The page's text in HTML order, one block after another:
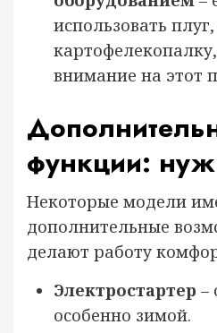
использовать
внимание на этот
функции:
Некоторые модели
дополнительные
делают работу
Электростартер –
особенно зимой.